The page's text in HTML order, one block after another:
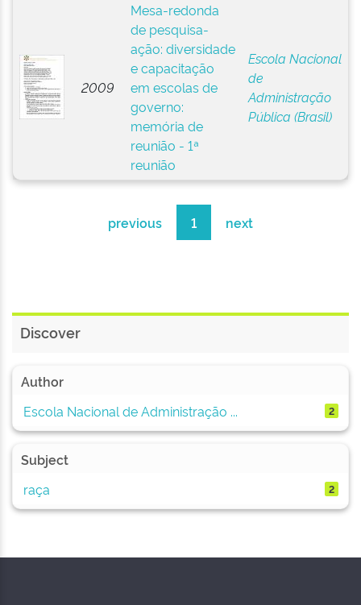
2009
Mesa-redonda
de pesquisa-
ação: diversidade
e capacitação
em escolas de
governo:
memória de
reunião - 1ª
reunião
Escola Nacional
de
Administração
Pública (Brasil)
previous 1 next
Discover
Author
Escola Nacional de Administração ...
2
Subject
raça
2